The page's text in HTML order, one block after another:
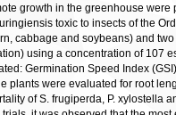
growth in the greenhouse
toxic to insects of the
cabbage and soybeans) and
using a concentration of 107
Germination Speed Index
plants were evaluated for root
of S. frugiperda, P. xylostella